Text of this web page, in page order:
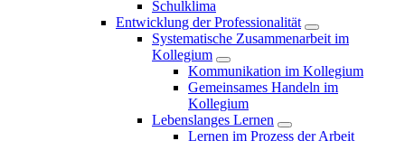
Schulklima
Entwicklung der Professionalität
Systematische Zusammenarbeit im
Kollegium
Kommunikation im Kollegium
Gemeinsames Handeln im
Kollegium
Lebenslanges Lernen
Lernen im Prozess der Arbeit